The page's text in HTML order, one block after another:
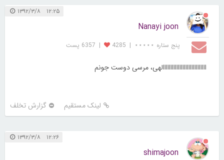
۱۲:۲۵ ۱۳۹۲/۳/۸
Nanayi joon
پنج ستاره ⋆⋆⋆⋆⋆ |
4285
| 6357 پست
ااااااااااااااااااااااااااااالهی، مرسی دوست جونم
لینک مستقیم گزارش تخلف
۱۲:۲۶ ۱۳۹۲/۳/۸
shimajoon